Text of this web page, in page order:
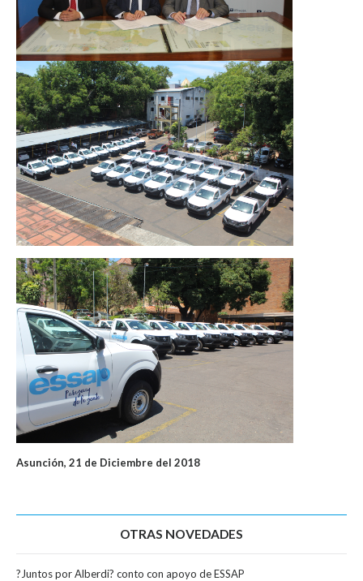
Asunción, 21 de Diciembre del 2018
OTRAS NOVEDADES
?Juntos por Alberdi? conto con apoyo de ESSAP